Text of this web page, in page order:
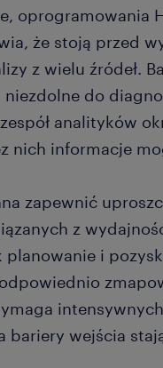
oprogramowania
że stoją przed
z wielu źródeł.
do
analityków
nich informacje
zapewnić
z
i
wejścia